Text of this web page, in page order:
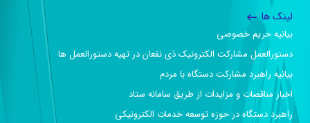
لینک ها
بیانیه حریم خصوصی
دستورالعمل مشارکت الکترونیک ذی نفعان در تهیه دستورالعمل ها
بیانیه راهبرد مشارکت دستگاه با مردم
اخبار مناقصات و مزایدات از طریق سامانه ستاد
راهبرد دستگاه در حوزه توسعه خدمات الکترونیکی